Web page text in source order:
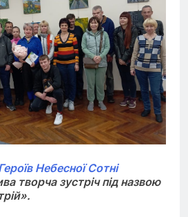
Небесної Сотні
творча зустріч під назвою